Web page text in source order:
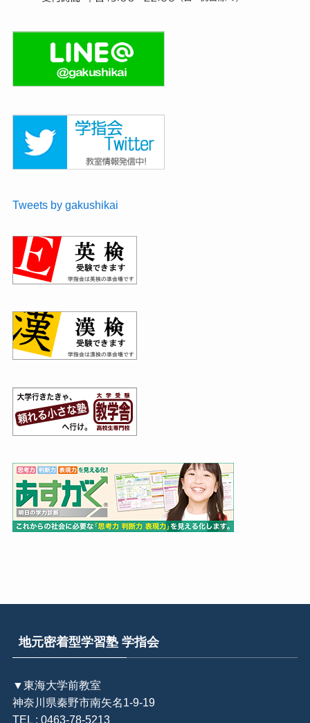
Tweets by gakushikai
地元密着型学習塾 学指会
▼東海大学前教室
神奈川県秦野市南矢名1-9-19
TEL : 0463-78-5213